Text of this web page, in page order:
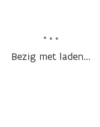
Bezig met laden...